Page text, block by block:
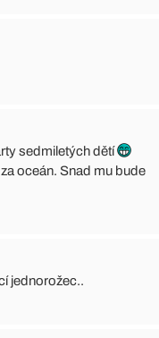
sedmiletých dětí
oceán. Snad mu bude
jednorožec..